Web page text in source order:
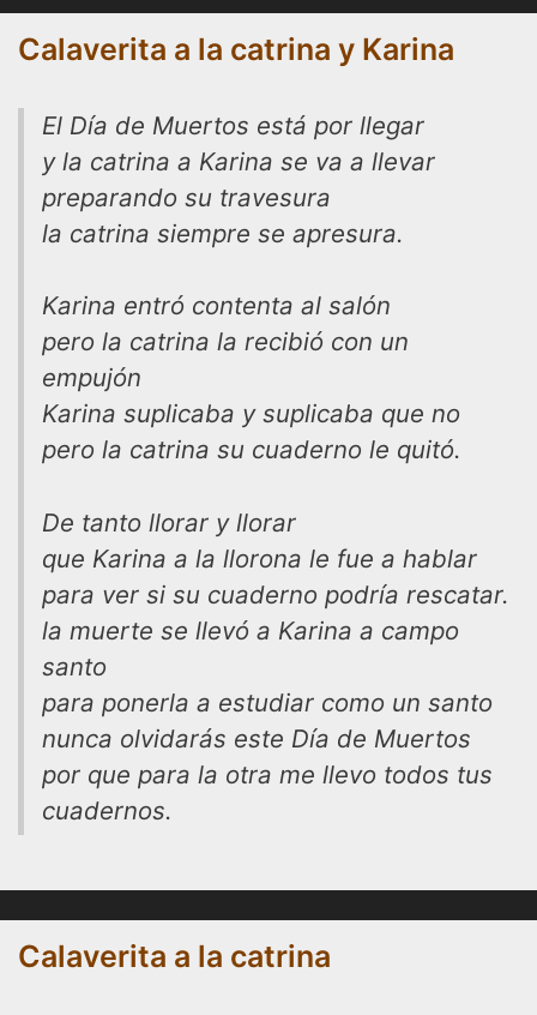
Calaverita a la catrina y Karina
El Día de Muertos está por llegar
y la catrina a Karina se va a llevar
preparando su travesura
la catrina siempre se apresura.
Karina entró contenta al salón
pero la catrina la recibió con un
empujón
Karina suplicaba y suplicaba que no
pero la catrina su cuaderno le quitó.
De tanto llorar y llorar
que Karina a la llorona le fue a hablar
para ver si su cuaderno podría rescatar.
la muerte se llevó a Karina a campo
santo
para ponerla a estudiar como un santo
nunca olvidarás este Día de Muertos
por que para la otra me llevo todos tus
cuadernos.
Calaverita a la catrina